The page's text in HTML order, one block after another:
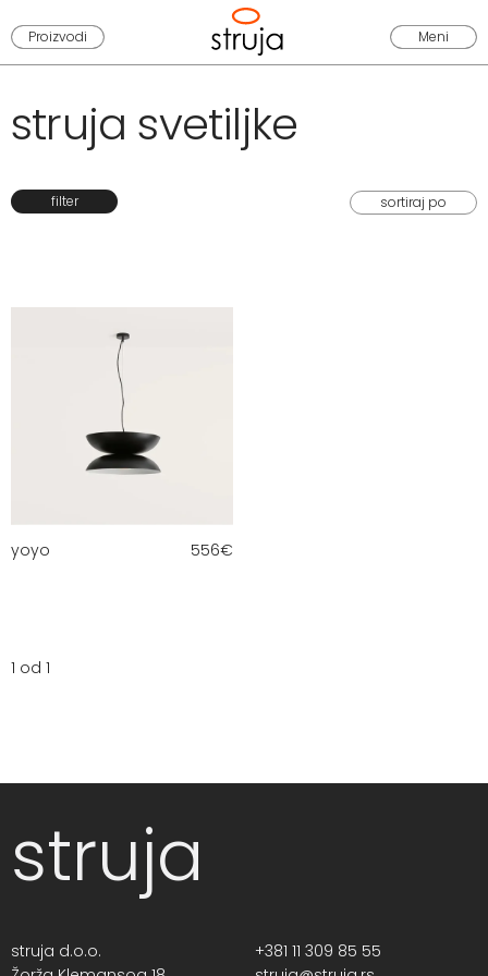
Proizvodi Meni
struja svetiljke
filter
yoyo 556€
1 od 1
struja
struja d.o.o.
+381 11 309 85 55